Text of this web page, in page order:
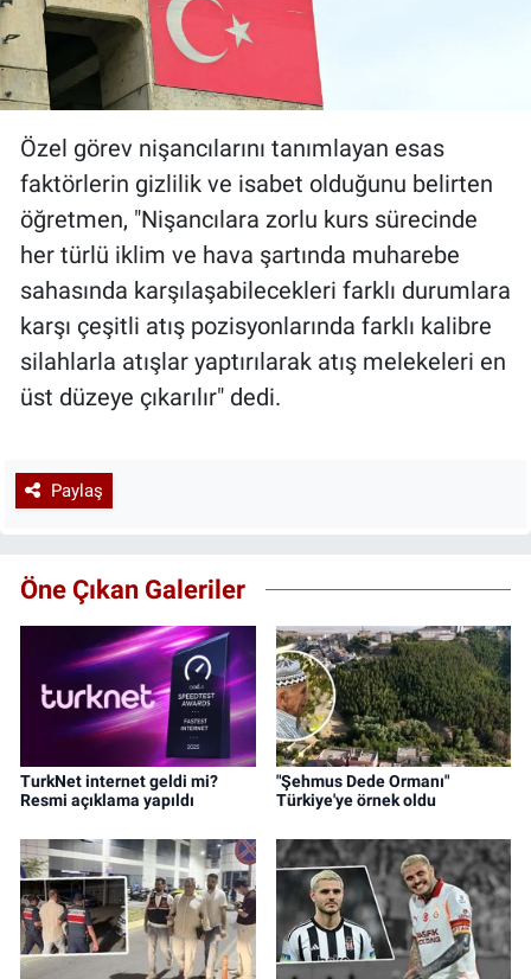
Özel görev nişancılarını tanımlayan esas
faktörlerin gizlilik ve isabet olduğunu belirten
öğretmen, "Nişancılara zorlu kurs sürecinde
her türlü iklim ve hava şartında muharebe
sahasında karşılaşabilecekleri farklı durumlara
karşı çeşitli atış pozisyonlarında farklı kalibre
silahlarla atışlar yaptırılarak atış melekeleri en
üst düzeye çıkarılır" dedi.
Paylaş
Öne Çıkan Galeriler
TurkNet internet geldi mi?
Resmi açıklama yapıldı
"Şehmus Dede Ormanı"
Türkiye'ye örnek oldu